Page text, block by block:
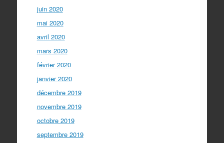
juin 2020
mai 2020
avril 2020
mars 2020
février 2020
janvier 2020
décembre 2019
novembre 2019
octobre 2019
septembre 2019